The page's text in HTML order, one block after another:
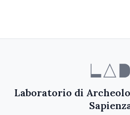
Laboratorio di